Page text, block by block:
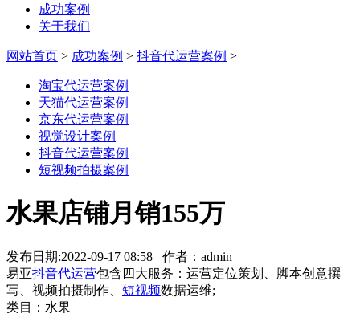
成功案例
关于我们
网站首页 > 成功案例 > 抖音代运营案例 >
淘宝代运营案例
天猫代运营案例
京东代运营案例
视觉设计案例
抖音代运营案例
短视频拍摄案例
水果店铺月销155万
发布日期:2022-09-17 08:58 作者：admin
易亚抖音代运营包含四大服务：运营定位策划、脚本创意撰
写、视频拍摄制作、 短视频数据运维;
类目：水果